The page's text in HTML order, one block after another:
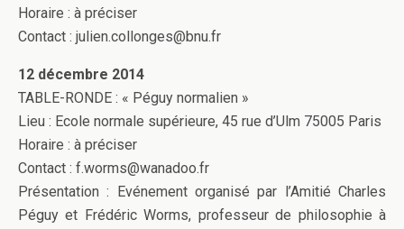
Horaire : à préciser
Contact : julien.collonges@bnu.fr
12 décembre 2014
TABLE-RONDE : « Péguy normalien »
Lieu : Ecole normale supérieure, 45 rue d’Ulm 75005 Paris
Horaire : à préciser
Contact : f.worms@wanadoo.fr
Présentation : Evénement organisé par l’Amitié Charles
Péguy et Frédéric Worms, professeur de philosophie à